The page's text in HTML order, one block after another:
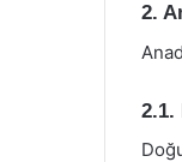
2.
2.1.